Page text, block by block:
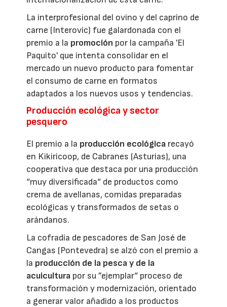
La interprofesional del ovino y del caprino de
carne (Interovic) fue galardonada con el
premio a la promoción por la campaña 'El
Paquito' que intenta consolidar en el
mercado un nuevo producto para fomentar
el consumo de carne en formatos
adaptados a los nuevos usos y tendencias.
Producción ecológica y sector
pesquero
El premio a la producción ecológica recayó
en Kikiricoop, de Cabranes (Asturias), una
cooperativa que destaca por una producción
“muy diversificada“ de productos como
crema de avellanas, comidas preparadas
ecológicas y transformados de setas o
arándanos.
La cofradía de pescadores de San José de
Cangas (Pontevedra) se alzó con el premio a
la producción de la pesca y de la
acuicultura por su ”ejemplar“ proceso de
transformación y modernización, orientado
a generar valor añadido a los productos